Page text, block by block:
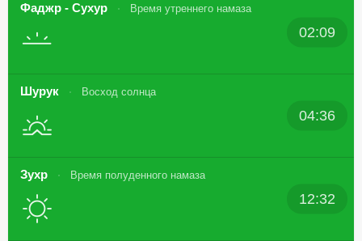
Фаджр - Сухур Время утреннего намаза
02:09
Шурук Восход солнца
04:36
Зухр Время полуденного намаза
12:32